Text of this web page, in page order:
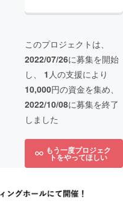
このプロジェクトは、
2022/07/26に募集を開始
し、 1 人の支援により
10,000円の資金を集め、
2022/10/08に募集を終了
しました
もう一度プロジェク
トをやってほしい